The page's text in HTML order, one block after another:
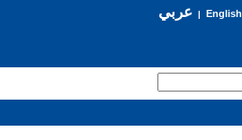
عربي| English